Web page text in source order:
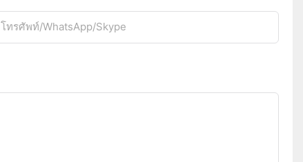
โทรศัพท์/WhatsApp/Skype